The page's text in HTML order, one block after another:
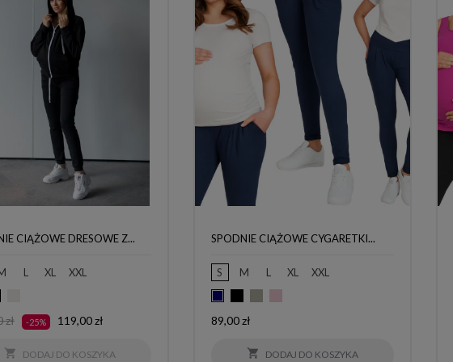
CIĄŻOWE DRESOWE Z...
L XL
XXL
melanż
jasny
zł -25% Cena
119,00 zł
 DODAJ DO KOSZYKA
SPODNIE CIĄŻOWE CYGARETKI...
S M L XL
XXL
Cena
89,00 zł
 DODAJ DO KOSZYKA